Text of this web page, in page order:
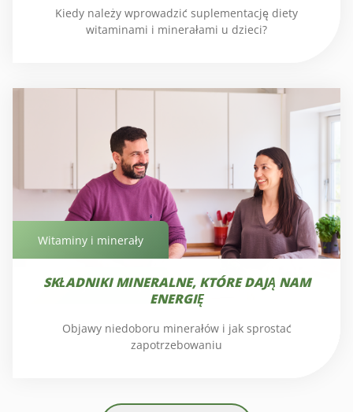
Kiedy należy wprowadzić suplementację diety
witaminami i minerałami u dzieci?
Witaminy i minerały
Witaminy i minerały
SKŁADNIKI MINERALNE, KTÓRE DAJĄ NAM
ENERGIĘ
Objawy niedoboru minerałów i jak sprostać
zapotrzebowaniu